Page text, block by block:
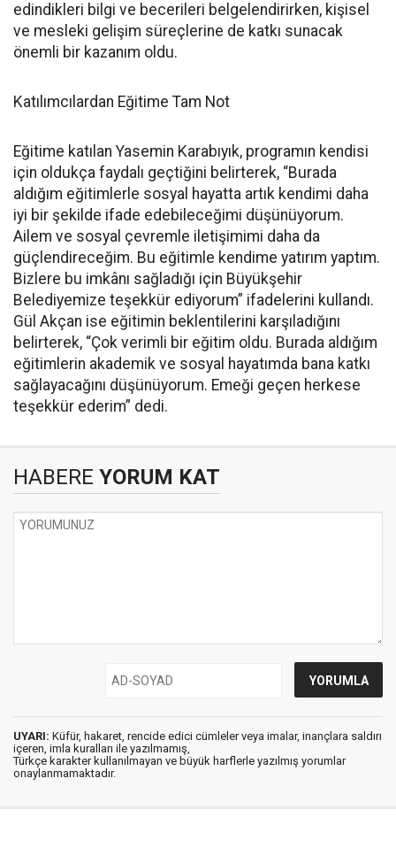
edindikleri bilgi ve becerileri belgelendirirken, kişisel
ve mesleki gelişim süreçlerine de katkı sunacak
önemli bir kazanım oldu.
Katılımcılardan Eğitime Tam Not
Eğitime katılan Yasemin Karabıyık, programın kendisi
için oldukça faydalı geçtiğini belirterek, “Burada
aldığım eğitimlerle sosyal hayatta artık kendimi daha
iyi bir şekilde ifade edebileceğimi düşünüyorum.
Ailem ve sosyal çevremle iletişimimi daha da
güçlendireceğim. Bu eğitimle kendime yatırım yaptım.
Bizlere bu imkânı sağladığı için Büyükşehir
Belediyemize teşekkür ediyorum” ifadelerini kullandı.
Gül Akçan ise eğitimin beklentilerini karşıladığını
belirterek, “Çok verimli bir eğitim oldu. Burada aldığım
eğitimlerin akademik ve sosyal hayatımda bana katkı
sağlayacağını düşünüyorum. Emeği geçen herkese
teşekkür ederim” dedi.
HABERE YORUM KAT
UYARI: Küfür, hakaret, rencide edici cümleler veya imalar, inançlara saldırı
içeren, imla kuralları ile yazılmamış,
Türkçe karakter kullanılmayan ve büyük harflerle yazılmış yorumlar
onaylanmamaktadır.